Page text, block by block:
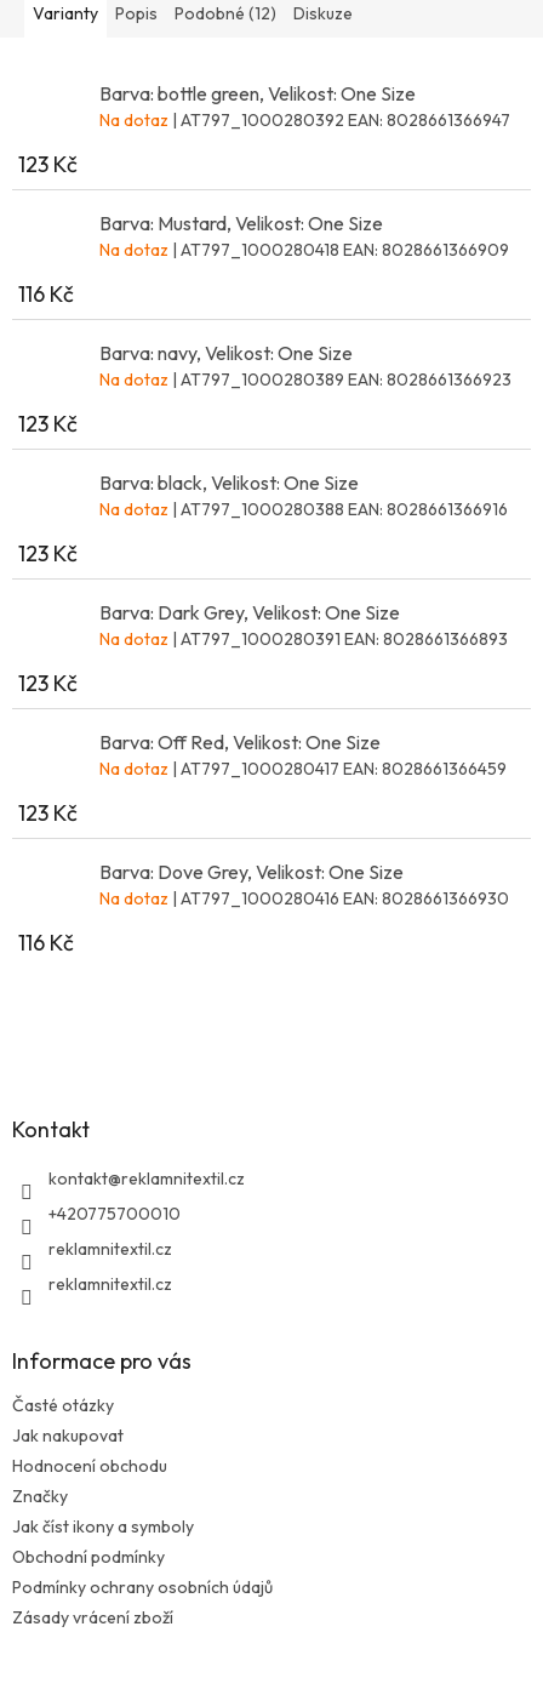
Varianty Popis Podobné (12) Diskuze
Barva: bottle green, Velikost: One Size
Na dotaz | AT797_1000280392 EAN: 8028661366947
123 Kč
Barva: Mustard, Velikost: One Size
Na dotaz | AT797_1000280418 EAN: 8028661366909
116 Kč
Barva: navy, Velikost: One Size
Na dotaz | AT797_1000280389 EAN: 8028661366923
123 Kč
Barva: black, Velikost: One Size
Na dotaz | AT797_1000280388 EAN: 8028661366916
123 Kč
Barva: Dark Grey, Velikost: One Size
Na dotaz | AT797_1000280391 EAN: 8028661366893
123 Kč
Barva: Off Red, Velikost: One Size
Na dotaz | AT797_1000280417 EAN: 8028661366459
123 Kč
Barva: Dove Grey, Velikost: One Size
Na dotaz | AT797_1000280416 EAN: 8028661366930
116 Kč
Kontakt
kontakt@reklamnitextil.cz
+420775700010
reklamnitextil.cz
reklamnitextil.cz
Informace pro vás
Časté otázky
Jak nakupovat
Hodnocení obchodu
Značky
Jak číst ikony a symboly
Obchodní podmínky
Podmínky ochrany osobních údajů
Zásady vrácení zboží